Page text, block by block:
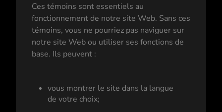
Ces témoins sont essentiels au
fonctionnement de notre site Web. Sans ces
témoins, vous ne pourriez pas naviguer sur
notre site Web ou utiliser ses fonctions de
base. Ils peuvent :
vous montrer le site dans la langue
de votre choix;